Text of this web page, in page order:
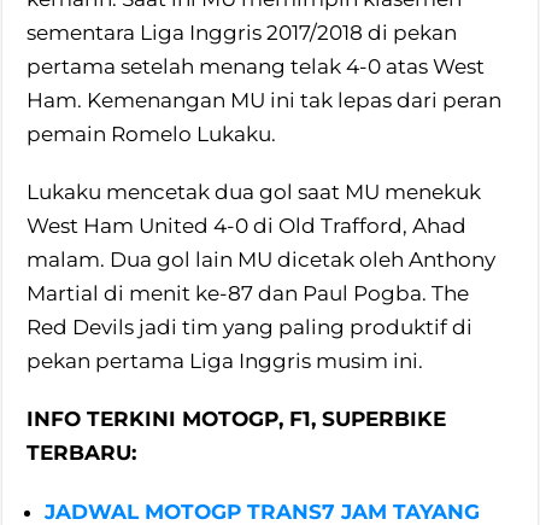
sementara Liga Inggris 2017/2018 di pekan
pertama setelah menang telak 4-0 atas West
Ham. Kemenangan MU ini tak lepas dari peran
pemain Romelo Lukaku.
Lukaku mencetak dua gol saat MU menekuk
West Ham United 4-0 di Old Trafford, Ahad
malam. Dua gol lain MU dicetak oleh Anthony
Martial di menit ke-87 dan Paul Pogba. The
Red Devils jadi tim yang paling produktif di
pekan pertama Liga Inggris musim ini.
INFO TERKINI MOTOGP, F1, SUPERBIKE
TERBARU:
JADWAL MOTOGP TRANS7 JAM TAYANG